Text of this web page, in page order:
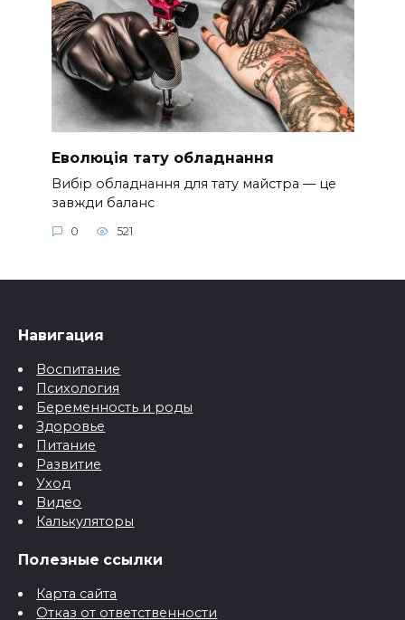
Еволюція тату обладнання
Вибір обладнання для тату майстра — це
завжди баланс
0 521
Навигация
Воспитание
Психология
Беременность и роды
Здоровье
Питание
Развитие
Уход
Видео
Калькуляторы
Полезные ссылки
Карта сайта
Отказ от ответственности